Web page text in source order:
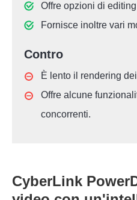
Offre opzioni di
Fornisce inoltre vari
Contro
È lento il rendering
Offre alcune
concorrenti.
CyberLink